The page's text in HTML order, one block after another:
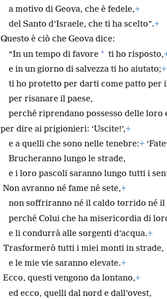
a motivo di Geova, che è fedele,+
del Santo d’Israele, che ti ha scelto”.+
Questo è ciò che Geova dice:
“In un tempo di favore * ti ho risposto,
e in un giorno di salvezza ti ho aiutato;+
ti ho protetto per darti come patto per
per risanare il paese,
perché riprendano possesso delle loro
per dire ai prigionieri: ‘Uscite!’,+
e a quelli che sono nelle tenebre:+
Brucheranno lungo le strade,
e i loro pascoli saranno lungo tutti i
Non avranno né fame né sete,+
non soffriranno né il caldo torrido né il
perché Colui che ha misericordia di
e li condurrà alle sorgenti d’acqua.+
Trasformerò tutti i miei monti in strade,
e le mie vie saranno elevate.+
Ecco, questi vengono da lontano,+
ed ecco, quelli dal nord e dall’ovest,